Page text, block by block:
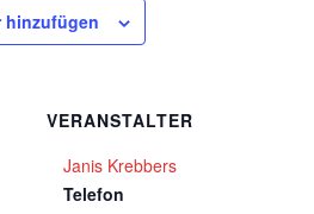
hinzufügen
VERANSTALTER
Janis Krebbers
Telefon